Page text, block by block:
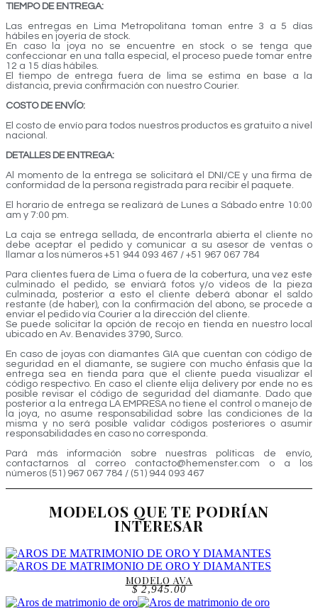
TIEMPO DE ENTREGA:
Las entregas en Lima Metropolitana toman entre 3 a 5 días
hábiles en joyería de stock.
En caso la joya no se encuentre en stock o se tenga que
confeccionar en una talla especial, el proceso puede tomar entre
12 a 15 días hábiles.
El tiempo de entrega fuera de lima se estima en base a la
distancia, previa confirmación con nuestro Courier.
COSTO DE ENVÍO:
El costo de envío para todos nuestros productos es gratuito a nivel
nacional.
DETALLES DE ENTREGA:
Al momento de la entrega se solicitará el DNI/CE y una firma de
conformidad de la persona registrada para recibir el paquete.
El horario de entrega se realizará de Lunes a Sábado entre 10:00
am y 7:00 pm.
La caja se entrega sellada, de encontrarla abierta el cliente no
debe aceptar el pedido y comunicar a su asesor de ventas o
llamar a los números +51 944 093 467 / +51 967 067 784
Para clientes fuera de Lima o fuera de la cobertura, una vez este
culminado el pedido, se enviará fotos y/o videos de la pieza
culminada, posterior a esto el cliente deberá abonar el saldo
restante (de haber), con la confirmación del abono, se procede a
enviar el pedido vía Courier a la dirección del cliente.
Se puede solicitar la opción de recojo en tienda en nuestro local
ubicado en Av. Benavides 3790, Surco.
En caso de joyas con diamantes GIA que cuentan con código de
seguridad en el diamante, se sugiere con mucho énfasis que la
entrega sea en tienda para que el cliente pueda visualizar el
código respectivo. En caso el cliente elija delivery por ende no es
posible revisar el código de seguridad del diamante. Dado que
posterior a la entrega LA EMPRESA no tiene el control o manejo de
la joya, no asume responsabilidad sobre las condiciones de la
misma y no será posible validar códigos posteriores o asumir
responsabilidades en caso no corresponda.
Pará más información sobre nuestras políticas de envío,
contactarnos al correo contacto@hemenster.com o a los
números (51) 967 067 784 / (51) 944 093 467
MODELOS QUE TE PODRÍAN
INTERESAR
MODELO AVA
$2,945.00